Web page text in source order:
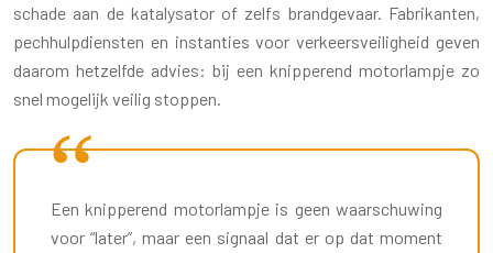
schade aan de katalysator of zelfs brandgevaar. Fabrikanten,
pechhulpdiensten en instanties voor verkeersveiligheid geven
daarom hetzelfde advies: bij een knipperend motorlampje zo
snel mogelijk veilig stoppen.
Een knipperend motorlampje is geen waarschuwing
voor “later”, maar een signaal dat er op dat moment